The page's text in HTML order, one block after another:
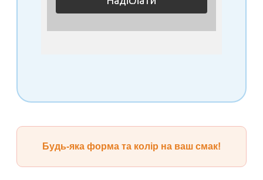
Будь-яка форма та колір на ваш смак!